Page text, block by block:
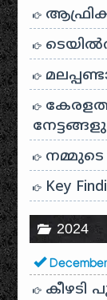
Key
2024
കീഴടി